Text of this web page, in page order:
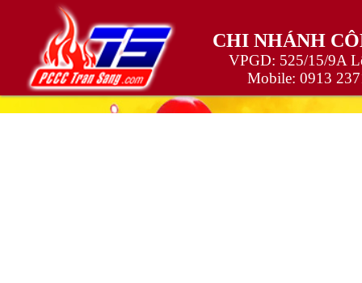
CHI NHÁNH
VPGD: 525/15/9A
Mobile: 0913